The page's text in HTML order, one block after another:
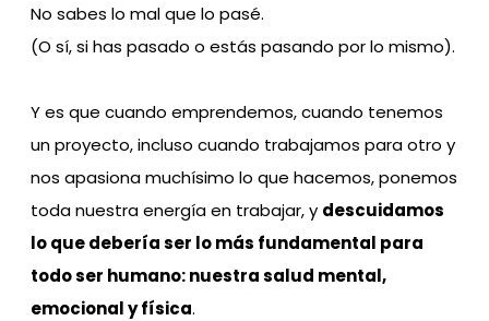
No sabes lo mal que lo pasé.
(O sí, si has pasado o estás pasando por lo mismo).
Y es que cuando emprendemos, cuando tenemos
un proyecto, incluso cuando trabajamos para otro y
nos apasiona muchísimo lo que hacemos, ponemos
toda nuestra energía en trabajar, y descuidamos
lo que debería ser lo más fundamental para
todo ser humano: nuestra salud mental,
emocional y física.